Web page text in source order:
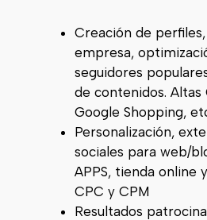
Creación de
empresa,
seguidores
de contenidos. Altas
Google Shopping,
Personalización,
sociales para web/
APPS, tienda online
CPC y CPM
Resultados